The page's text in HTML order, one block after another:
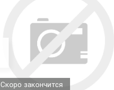
Скоро закончится